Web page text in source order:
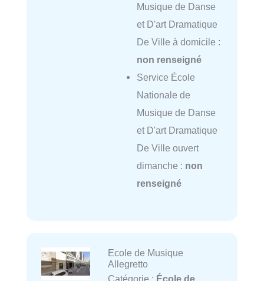
Musique de Danse
et D'art Dramatique
De Ville à domicile :
non renseigné
Service École
Nationale de
Musique de Danse
et D'art Dramatique
De Ville ouvert
dimanche : non
renseigné
Ecole de Musique
Allegretto
Catégorie : École de